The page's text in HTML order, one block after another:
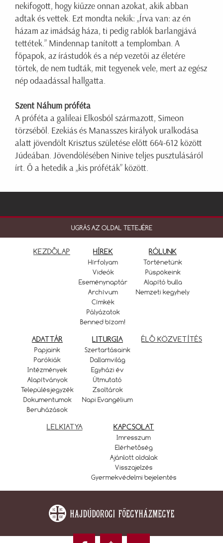
nekifogott, hogy kiűzze onnan azokat, akik abban
adtak és vettek. Ezt mondta nekik: „Írva van: az én
házam az imádság háza, ti pedig rablók barlangjává
tettétek.” Mindennap tanított a templomban. A
főpapok, az írástudók és a nép vezetői az életére
törtek, de nem tudták, mit tegyenek vele, mert az egész
nép odaadással hallgatta.
Szent Náhum próféta
A próféta a galileai Elkosból származott, Simeon
törzséből. Ezekiás és Manasszes királyok uralkodása
alatt jövendölt Krisztus születése előtt 664-612 között
Júdeában. Jövendölésében Ninive teljes pusztulásáról
írt. Ő a hetedik a „kis próféták” között.
UGRÁS AZ OLDAL TETEJÉRE
KEZDŐLAP HÍREK
Hírfolyam
Videók
Eseménynaptár
Archívum
Címkék
Pályázatok
Benned bízom!
RÓLUNK
Történetünk
Püspökeink
Alapító bulla
Nemzeti kegyhely
ADATTÁR
Papjaink
Parókiák
Intézmények
Alapítványok
Településjegyzék
Dokumentumok
Beruházások
LITURGIA
Szertartásaink
Dallamvilág
Egyházi év
Útmutató
Zsoltárok
Napi Evangélium
ÉLŐ KÖZVETÍTÉS
LELKIATYA KAPCSOLAT
Imresszum
Elérhetőség
Ajánlott oldalak
Visszajelzés
Gyermekvédelmi bejelentés